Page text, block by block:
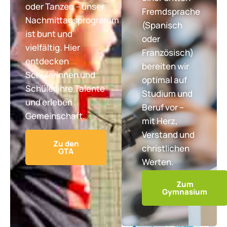
oder Tanzen – unser
Nachmittagsprogramm
ist bunt und
vielfältig. Hier
entdecken
Schülerinnen und
Schüler ihre Talente
und erleben
Gemeinschaft.
Zu den
GTA
Fremdsprache
(Spanisch
oder
Französisch)
bereiten wir
optimal auf
Studium und
Beruf vor –
mit Herz,
Verstand und
christlichen
Werten.
Zum
Gymnasium